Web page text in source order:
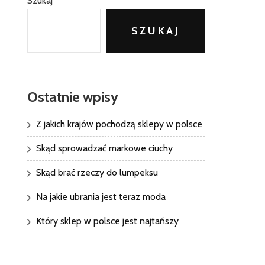
SZUKAJ
Ostatnie wpisy
Z jakich krajów pochodzą sklepy w polsce
Skąd sprowadzać markowe ciuchy
Skąd brać rzeczy do lumpeksu
Na jakie ubrania jest teraz moda
Który sklep w polsce jest najtańszy